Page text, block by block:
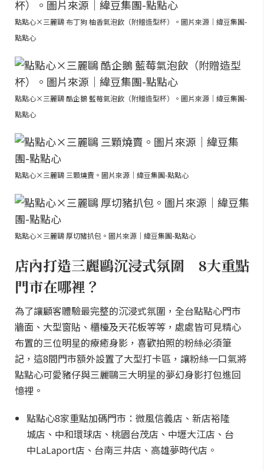
點點心×三麗鷗 布丁狗 柚香氣泡飲（附贈造型杯）。圖片來源｜緯豆集團-
點點心
點點心×三麗鷗 酷企鵝 藍莓氣泡飲（附贈造型杯）。圖片來源｜緯豆集團-
點點心
點點心×三麗鷗 三顆燒賣。圖片來源｜緯豆集團-點點心
點點心×三麗鷗 厚切豬扒包。圖片來源｜緯豆集團-點點心
店內打造三麗鷗沉浸式氛圍 8大重點
門市在哪裡？
為了讓顧客體驗最完整的沉浸式氛圍，全台點點心門市
牆面、大型窗貼、櫃檯及天花板等等，處處皆可見精心
布置的三位明星的療癒身影，喜歡拍照的粉絲必須筆
記，這8間門市額外設置了大型打卡區，讓粉絲一口氣將
點點心可愛豬仔與三麗鷗三大明星的夢幻身影打包進回
憶裡。
點點心8家重點加碼門市：微風信義店、新店裕隆
城店、中和環球店、桃園台茂店、中壢大江店、台
中LaLaport店、台南三井店、高雄夢時代店。